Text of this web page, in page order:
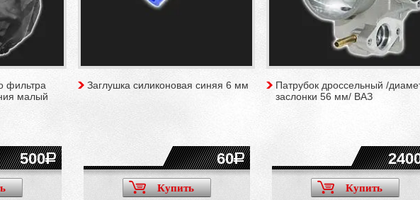
фильтра
малый
500
Заглушка силиконовая синяя 6 мм
60
Купить
Патрубок дроссельный /
заслонки 56 мм/ ВАЗ
Купить